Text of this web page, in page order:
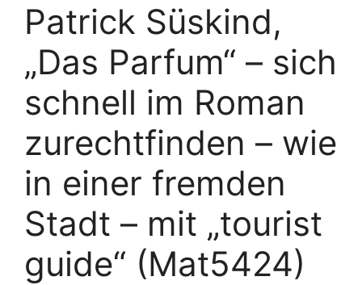
Patrick Süskind,
„Das Parfum“ – sich
schnell im Roman
zurechtfinden – wie
in einer fremden
Stadt – mit „tourist
guide“ (Mat5424)